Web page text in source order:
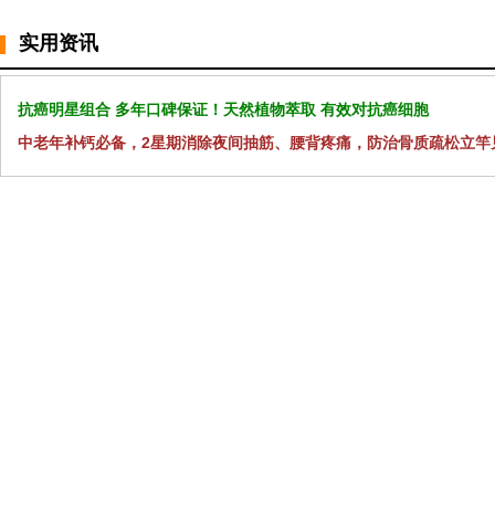
实用资讯
抗癌明星组合 多年口碑保证！天然植物萃取 有效对抗癌细胞
中老年补钙必备，2星期消除夜间抽筋、腰背疼痛，防治骨质疏松立竿